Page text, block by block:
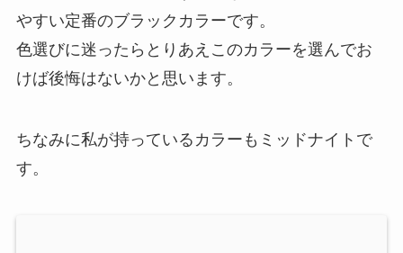
やすい定番のブラックカラーです。
色選びに迷ったらとりあえこのカラーを選んでお
けば後悔はないかと思います。
ちなみに私が持っているカラーもミッドナイトで
す。